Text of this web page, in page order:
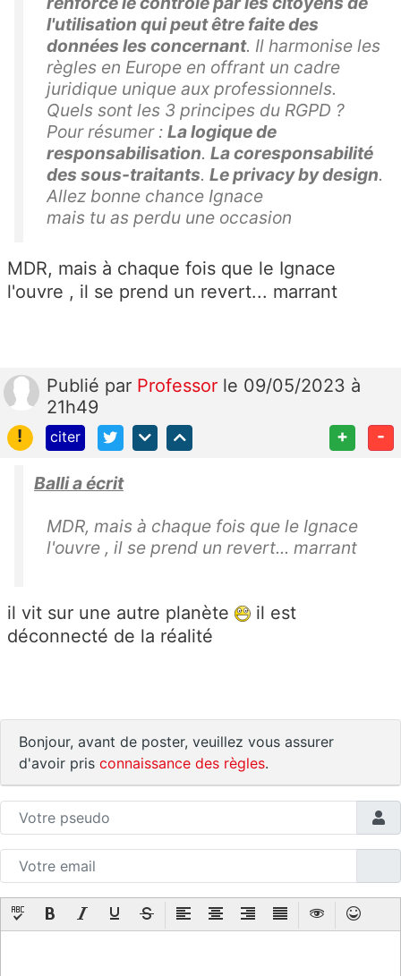
l'utilisation qui peut être faite des
données les concernant. Il harmonise les
règles en Europe en offrant un cadre
juridique unique aux professionnels.
Quels sont les 3 principes du RGPD ?
Pour résumer : La logique de
responsabilisation. La coresponsabilité
des sous-traitants. Le privacy by design.
Allez bonne chance Ignace
mais tu as perdu une occasion
MDR, mais à chaque fois que le Ignace
l'ouvre , il se prend un revert... marrant
Publié par Professor le 09/05/2023 à
21h49
!
citer + -
Balli a écrit
MDR, mais à chaque fois que le Ignace
l'ouvre , il se prend un revert... marrant
il vit sur une autre planète
il est
déconnecté de la réalité
Bonjour, avant de poster, veuillez vous assurer
d'avoir pris connaissance des règles.